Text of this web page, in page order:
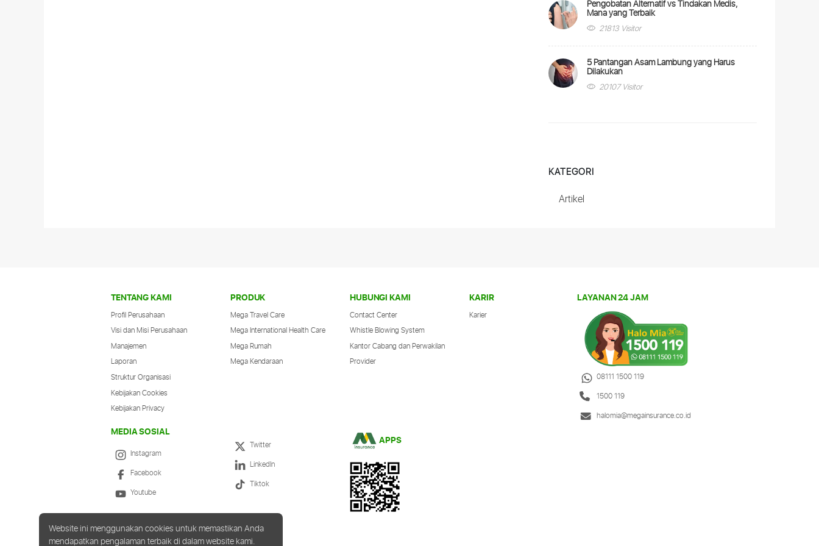
Pengobatan Alternatif vs Tindakan Medis,
Mana yang Terbaik
21813 Visitor
5 Pantangan Asam Lambung yang Harus
Dilakukan
20107 Visitor
KATEGORI
Artikel
TENTANG KAMI
Profil Perusahaan
Visi dan Misi Perusahaan
Manajemen
Laporan
Struktur Organisasi
Kebijakan Cookies
Kebijakan Privacy
PRODUK
Mega Travel Care
Mega International Health Care
Mega Rumah
Mega Kendaraan
HUBUNGI KAMI
Contact Center
Whistle Blowing System
Kantor Cabang dan Perwakilan
Provider
KARIR
Karier
LAYANAN 24 JAM
08111 1500 119
1500 119
halomia@megainsurance.co.id
MEDIA SOSIAL
Instagram
Facebook
Youtube
Twitter
LinkedIn
Tiktok
APPS
Website ini menggunakan cookies untuk memastikan Anda
mendapatkan pengalaman terbaik di dalam website kami.